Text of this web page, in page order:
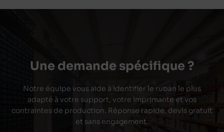
Une demande spécifique ?
Notre équipe vous aide à identifier le ruban le plus
adapté à votre support, votre imprimante et vos
contraintes de production. Réponse rapide, devis gratuit
et sans engagement.